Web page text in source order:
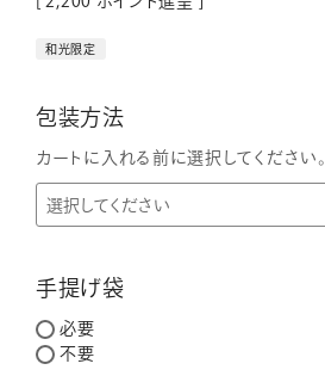
和光限定
包装方法
カートに入れる前に選択してください。
手提げ袋
必要
不要